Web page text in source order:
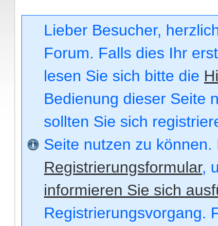
Lieber Besucher,
Forum. Falls dies Ihr
lesen Sie sich bitte die
Bedienung dieser Seite
sollten Sie sich
Seite nutzen zu
Registrierungsformular,
informieren Sie sich
Registrierungsvorgang.